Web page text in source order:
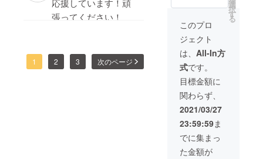
れることを願っており
応援しています！頑
張ってください！
1 2 3 次のページ
ロード
に関し
てはお
問い合
わせ下
さい。
万一ラ
イブ配
信が不
具合
だった
場合、
録画を
アップ
ロード
しま
す。
選
択
す
る
このプロ
ジェクト
は、 All-In方
式です。
目標金額に
関わらず、
2021/03/27
23:59:59ま
でに集まっ
た金額が